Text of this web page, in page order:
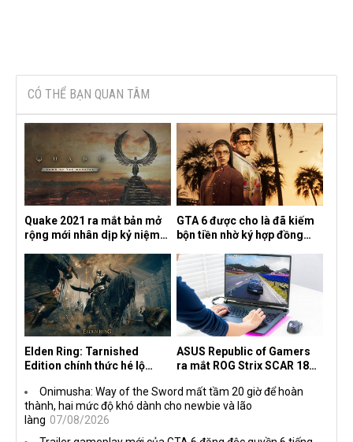
CÓ THỂ BẠN QUAN TÂM
Quake 2021 ra mắt bản mở
rộng mới nhân dịp kỷ niệm
the Machine
GTA 6 được cho là đã kiếm
bộn tiền nhờ ký hợp đồng
Elden Ring: Tarnished
Edition chính thức hé lộ
ASUS Republic of Gamers
ra mắt ROG Strix SCAR 18
Onimusha: Way of the Sword mất tầm 20 giờ để hoàn
thành, hai mức độ khó dành cho newbie và lão
làng 07/08/2026